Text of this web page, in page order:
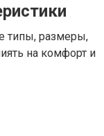
типы, размеры,
на комфорт и